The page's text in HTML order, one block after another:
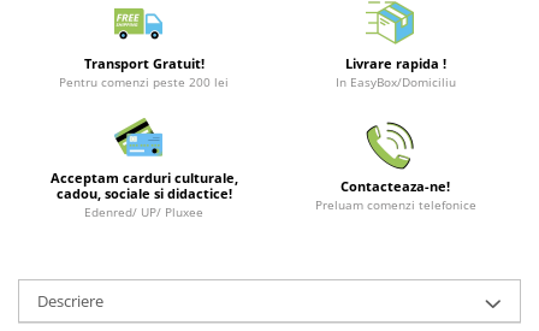
Studio Ghibli/My Neighbor
Totoro/Kiki etc
Carnetele
One Piece
Transport Gratuit!
Pentru comenzi peste 200 lei
Livrare rapida !
In EasyBox/Domiciliu
Acceptam carduri culturale,
cadou, sociale si didactice!
Edenred/ UP/ Pluxee
Contacteaza-ne!
Preluam comenzi telefonice
Descriere